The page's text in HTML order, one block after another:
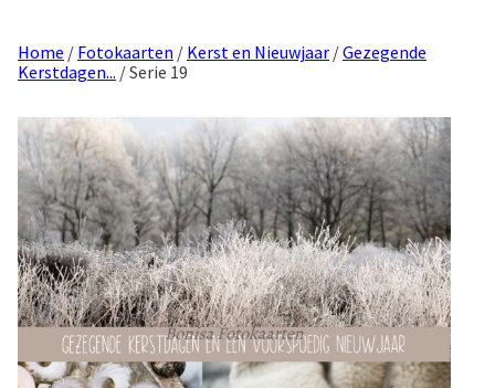
Home / Fotokaarten / Kerst en Nieuwjaar /Gezegende
Kerstdagen... / Serie 19